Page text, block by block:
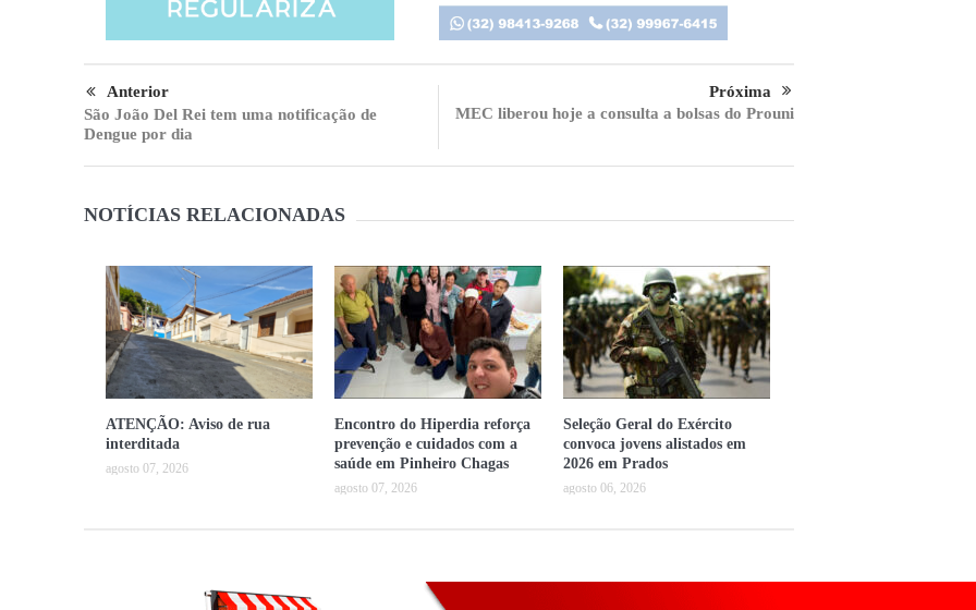
Anterior
São João Del Rei tem uma notificação de
Dengue por dia
Próxima
MEC liberou hoje a consulta a bolsas do Prouni
NOTÍCIAS RELACIONADAS
ATENÇÃO: Aviso de rua
interditada
agosto 07, 2026
Encontro do Hiperdia reforça
prevenção e cuidados com a
saúde em Pinheiro Chagas
agosto 07, 2026
Seleção Geral do Exército
convoca jovens alistados em
2026 em Prados
agosto 06, 2026